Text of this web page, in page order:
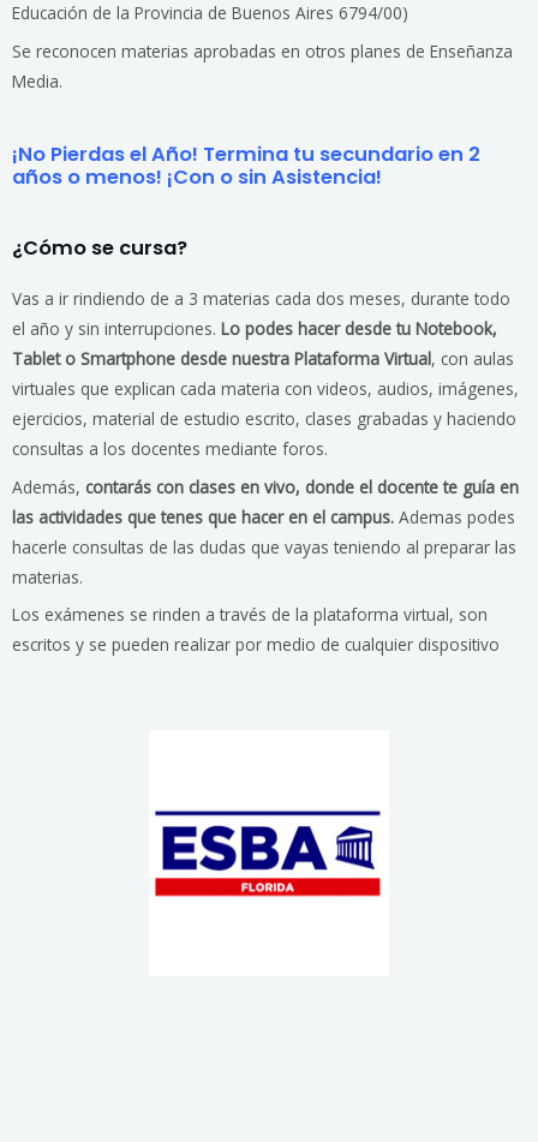
Educación de la Provincia de Buenos Aires 6794/00)
Se reconocen materias aprobadas en otros planes de Enseñanza
Media.
¡No Pierdas el Año! Termina tu secundario en 2
años o menos! ¡Con o sin Asistencia!
¿Cómo se cursa?
Vas a ir rindiendo de a 3 materias cada dos meses, durante todo
el año y sin interrupciones. Lo podes hacer desde tu Notebook,
Tablet o Smartphone desde nuestra Plataforma Virtual, con aulas
virtuales que explican cada materia con videos, audios, imágenes,
ejercicios, material de estudio escrito, clases grabadas y haciendo
consultas a los docentes mediante foros.
Además, contarás con clases en vivo, donde el docente te guía en
las actividades que tenes que hacer en el campus. Ademas podes
hacerle consultas de las dudas que vayas teniendo al preparar las
materias.
Los exámenes se rinden a través de la plataforma virtual, son
escritos y se pueden realizar por medio de cualquier dispositivo